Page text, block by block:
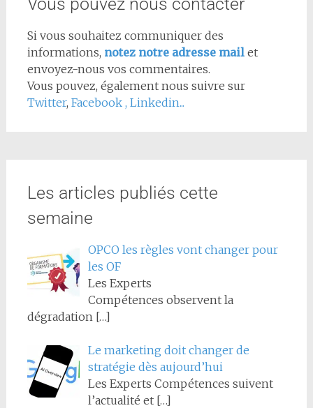
Si vous souhaitez communiquer des
informations, notez notre adresse mail et
envoyez-nous vos commentaires.
Vous pouvez, également nous suivre sur
Twitter, Facebook , Linkedin...
Les articles publiés cette
semaine
OPCO les règles vont changer pour
les OF
Les Experts
Compétences observent la
dégradation […]
Le marketing doit changer de
stratégie dès aujourd’hui
Les Experts Compétences suivent
l’actualité et […]